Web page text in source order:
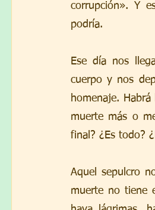
corrupción». Y
podría.
Ese día nos
cuerpo y nos
homenaje.
muerte más o
final? ¿Es todo?
Aquel sepulcro
muerte no tiene